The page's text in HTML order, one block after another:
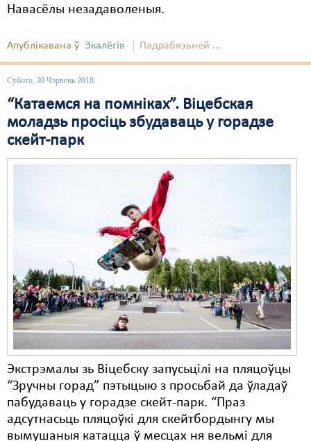
Навасёлы незадаволеныя.
Апублікавана ў Экалёгія Падрабязьней ...
Субота, 30 Чэрвень 2018
“Катаемся на помніках”. Віцебская
моладзь просіць збудаваць у горадзе
скейт-парк
Экстрэмалы зь Віцебску запусьцілі на пляцоўцы
“Зручны горад” пэтыцыю з просьбай да ўладаў
пабудаваць у горадзе скейт-парк. “Праз
адсутнасьць пляцоўкі для скейтбордынгу мы
вымушаныя катацца ў месцах ня вельмі для